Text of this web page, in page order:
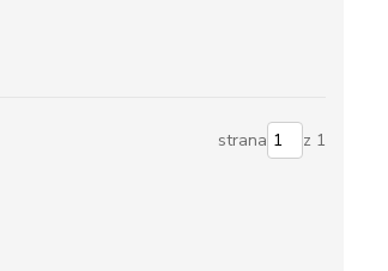
strana z 1